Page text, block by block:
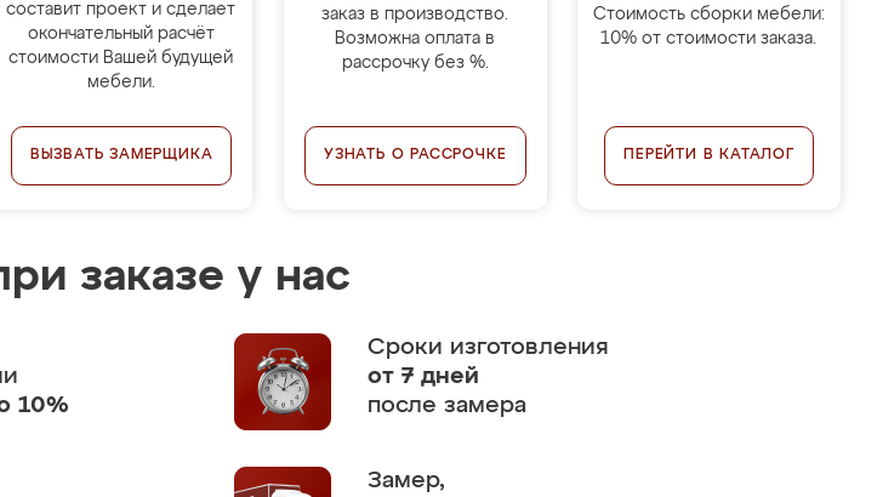
составит проект и сделает
окончательный расчёт
стоимости Вашей будущей
мебели.
ВЫЗВАТЬ ЗАМЕРЩИКА
заказ в производство.
Возможна оплата в
рассрочку без %.
УЗНАТЬ О РАССРОЧКЕ
Стоимость сборки мебели:
10% от стоимости заказа.
ПЕРЕЙТИ В КАТАЛОГ
заказе у нас
10%
Сроки изготовления
от 7 дней
после замера
Замер,